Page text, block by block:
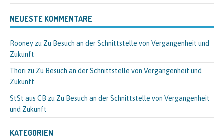
NEUESTE KOMMENTARE
Rooney zu Zu Besuch an der Schnittstelle von Vergangenheit und
Zukunft
Thori zu Zu Besuch an der Schnittstelle von Vergangenheit und
Zukunft
StSt aus CB zu Zu Besuch an der Schnittstelle von Vergangenheit
und Zukunft
KATEGORIEN